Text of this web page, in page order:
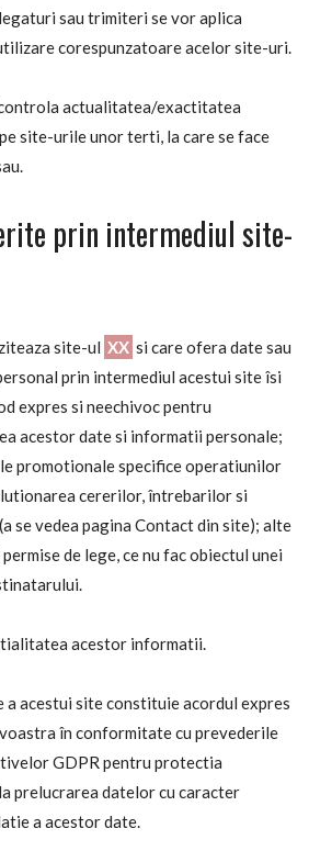
sau trimiteri se vor aplica
corespunzatoare acelor site-uri.
actualitatea/exactitatea
site-urile unor terti, la care se face
prin intermediul site-
site-ul XX si care ofera date sau
prin intermediul acestui site îsi
expres si neechivoc pentru
acestor date si informatii personale;
promotionale specifice operatiunilor
cererilor, întrebarilor si
se vedea pagina Contact din site); alte
de lege, ce nu fac obiectul unei
acestor informatii.
acestui site constituie acordul expres
în conformitate cu prevederile
GDPR pentru protectia
prelucrarea datelor cu caracter
a acestor date.